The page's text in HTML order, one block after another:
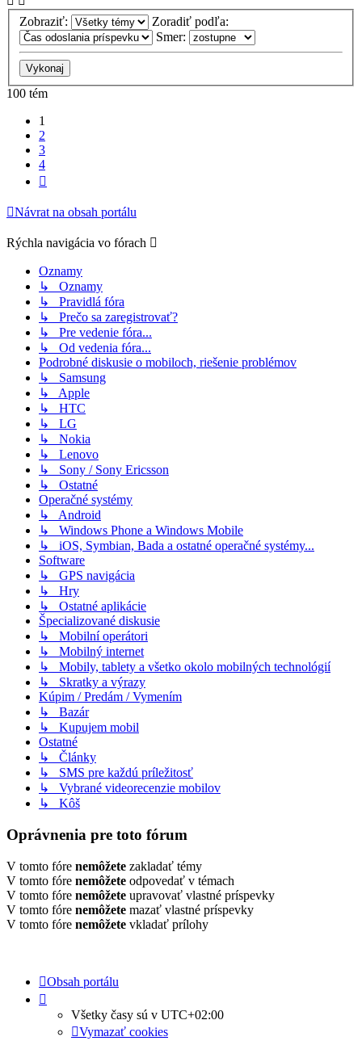
Zobraziť:
Zoradiť podľa:
Smer:
100 tém
1
2
3
4
Návrat na obsah portálu
Rýchla navigácia vo fórach
Oznamy
↳ Oznamy
↳ Pravidlá fóra
↳ Prečo sa zaregistrovať?
↳ Pre vedenie fóra...
↳ Od vedenia fóra...
Podrobné diskusie o mobiloch, riešenie problémov
↳ Samsung
↳ Apple
↳ HTC
↳ LG
↳ Nokia
↳ Lenovo
↳ Sony / Sony Ericsson
↳ Ostatné
Operačné systémy
↳ Android
↳ Windows Phone a Windows Mobile
↳ iOS, Symbian, Bada a ostatné operačné systémy...
Software
↳ GPS navigácia
↳ Hry
↳ Ostatné aplikácie
Špecializované diskusie
↳ Mobilní operátori
↳ Mobilný internet
↳ Mobily, tablety a všetko okolo mobilných technológií
↳ Skratky a výrazy
Kúpim / Predám / Vymením
↳ Bazár
↳ Kupujem mobil
Ostatné
↳ Články
↳ SMS pre každú príležitosť
↳ Vybrané videorecenzie mobilov
↳ Kôš
Oprávnenia pre toto fórum
V tomto fóre nemôžete zakladať témy
V tomto fóre nemôžete odpovedať v témach
V tomto fóre nemôžete upravovať vlastné príspevky
V tomto fóre nemôžete mazať vlastné príspevky
V tomto fóre nemôžete vkladať prílohy
Obsah portálu
Všetky časy sú v UTC+02:00
Vymazať cookies